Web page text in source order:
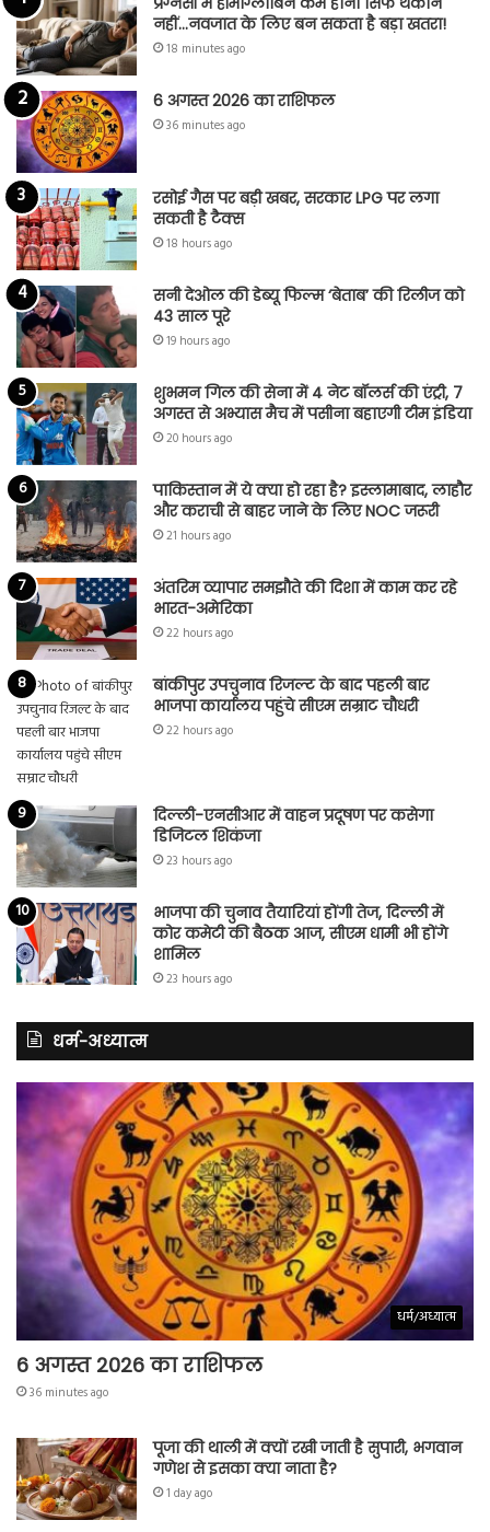
नहीं…नवजात के लिए बन सकता है बड़ा खतरा!
18 minutes ago
6 अगस्त 2026 का राशिफल
36 minutes ago
रसोई गैस पर बड़ी खबर, सरकार LPG पर लगा
सकती है टैक्स
18 hours ago
सनी देओल की डेब्यू फिल्म ‘बेताब’ की रिलीज को
43 साल पूरे
19 hours ago
शुभमन गिल की सेना में 4 नेट बॉलर्स की एंट्री, 7
अगस्त से अभ्यास मैच में पसीना बहाएगी टीम इंडिया
20 hours ago
पाकिस्तान में ये क्या हो रहा है? इस्लामाबाद, लाहौर
और कराची से बाहर जाने के लिए NOC जरूरी
21 hours ago
अंतरिम व्यापार समझौते की दिशा में काम कर रहे
भारत-अमेरिका
22 hours ago
बांकीपुर उपचुनाव रिजल्ट के बाद पहली बार
भाजपा कार्यालय पहुंचे सीएम सम्राट चौधरी
22 hours ago
दिल्ली-एनसीआर में वाहन प्रदूषण पर कसेगा
डिजिटल शिकंजा
23 hours ago
भाजपा की चुनाव तैयारियां होंगी तेज, दिल्ली में
कोर कमेटी की बैठक आज, सीएम धामी भी होंगे
शामिल
23 hours ago
धर्म-अध्यात्म
धर्म/अध्यात्म
6 अगस्त 2026 का राशिफल
36 minutes ago
पूजा की थाली में क्यों रखी जाती है सुपारी, भगवान
गणेश से इसका क्या नाता है?
1 day ago